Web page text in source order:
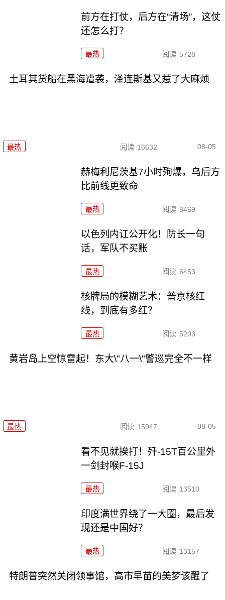
前方在打仗，后方在“清场”，这仗
还怎么打？
最热 阅读 5728
土耳其货船在黑海遭袭，泽连斯基又惹了大麻烦
最热 阅读 16632 08-05
赫梅利尼茨基7小时殉爆，乌后方
比前线更致命
最热 阅读 8469
以色列内讧公开化！防长一句
话，军队不买账
最热 阅读 6453
核牌局的模糊艺术：普京核红
线，到底有多红？
最热 阅读 5203
黄岩岛上空惊雷起！东大\"八一\"警巡完全不一样
最热 阅读 15947 08-05
看不见就挨打！歼-15T百公里外
一剑封喉F-15J
最热 阅读 13510
印度满世界绕了一大圈，最后发
现还是中国好？
最热 阅读 13157
特朗普突然关闭领事馆，高市早苗的美梦该醒了